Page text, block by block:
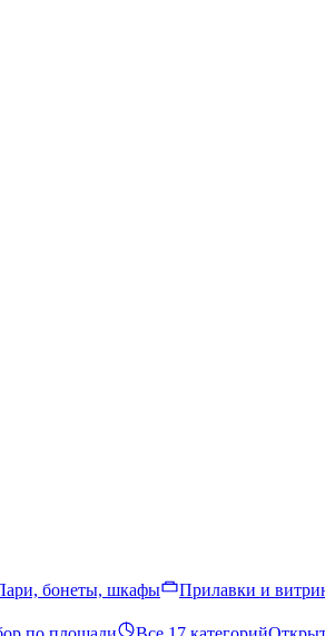
бонеты, шкафы Прилавки и